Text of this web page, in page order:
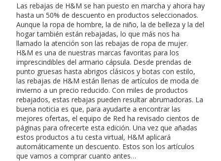
Las rebajas de H&M se han puesto en marcha y ahora hay
hasta un 50% de descuento en productos seleccionados.
Aunque la ropa de hombre, la de niño, la de belleza y la del
hogar también están rebajadas, lo que más nos ha
llamado la atención son las rebajas de ropa de mujer.
H&M es una de nuestras marcas favoritas para los
imprescindibles del armario cápsula. Desde prendas de
punto gruesas hasta abrigos clásicos y botas con estilo,
las rebajas de H&M están llenas de artículos de moda de
invierno a un precio reducido. Con miles de productos
rebajados, estas rebajas pueden resultar abrumadoras. La
buena noticia es que, para ayudarte a encontrar las
mejores ofertas, el equipo de Red ha revisado cientos de
páginas para ofrecerte esta edición. Una vez que añadas
estos productos a tu cesta virtual, H&M aplicará
automáticamente un descuento. Estos son los artículos
que vamos a comprar cuanto antes…